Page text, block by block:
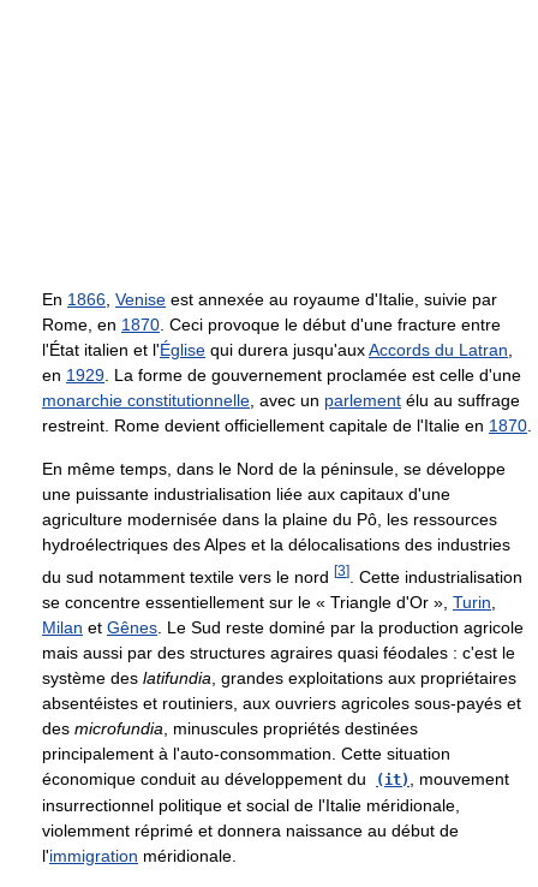
En 1866 Venise est annexée au royaume d'Italie, suivie par
Rome, en 1870 . Ceci provoque le début d'une fracture entre
l'État italien et l'Église qui durera jusqu'auxAccords du Latran
en 1929 . La forme de gouvernement proclamée est celle d'une
monarchie constitutionnelle , avec un parlement élu au suffrage
restreint. Rome devient officiellement capitale de l'Italie en 1870
En même temps, dans le Nord de la péninsule, se développe
une puissante industrialisation liée aux capitaux d'une
agriculture modernisée dans la plaine du Pô, les ressources
hydroélectriques des Alpes et la délocalisations des industries
du sud notamment textile vers le nord [3]
. Cette industrialisation
se concentre essentiellement sur le « Triangle d'Or », Turin
Milan et Gênes . Le Sud reste dominé par la production agricole
mais aussi par des structures agraires quasi féodales : c'est le
système des latifundia , grandes exploitations aux propriétaires
absentéistes et routiniers, aux ouvriers agricoles sous-payés et
des microfundia , minuscules propriétés destinées
principalement à l'auto-consommation. Cette situation
économique conduit au développement du
(it)
, mouvement
insurrectionnel politique et social de l'Italie méridionale,
violemment réprimé et donnera naissance au début de
l'immigration méridionale.